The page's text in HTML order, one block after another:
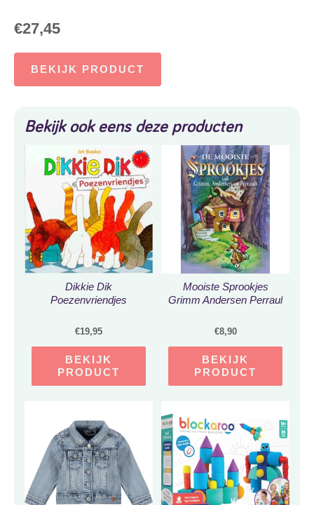
€27,45
BEKIJK PRODUCT
Bekijk ook eens deze producten
Dikkie Dik
Poezenvriendjes
€19,95
BEKIJK
PRODUCT
Mooiste Sprookjes
Grimm Andersen Perraul
€8,90
BEKIJK
PRODUCT